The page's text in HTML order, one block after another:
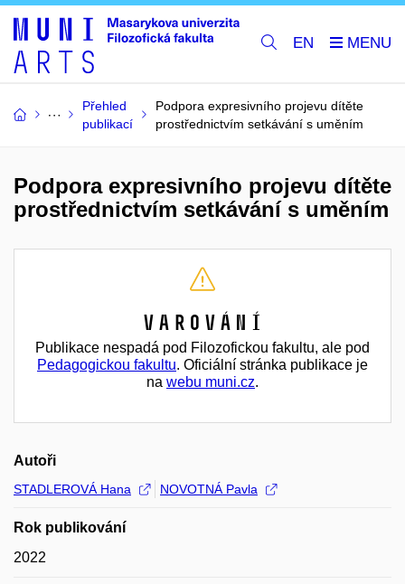
EN
Přehled
publikací
Podpora expresivního projevu dítěte
prostřednictvím setkávání s uměním
Podpora expresivního projevu dítěte
prostřednictvím setkávání s uměním
Varování
Publikace nespadá pod Filozofickou fakultu, ale pod
Pedagogickou fakultu. Oficiální stránka publikace je
na webu muni.cz.
Autoři
STADLEROVÁ Hana NOVOTNÁ Pavla
Rok publikování
2022